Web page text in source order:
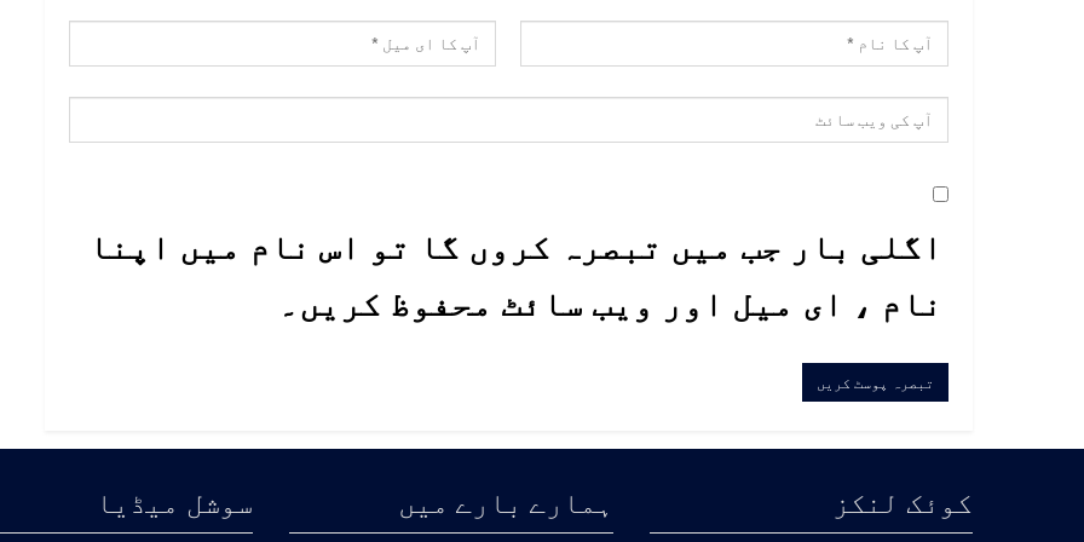
اگلی بار جب میں تبصرہ کروں گا تو اس نام میں اپنا
نام ، ای میل اور ویب سائٹ محفوظ کریں۔
کوئک لنکز ہمارے بارے میں سوشل میڈیا